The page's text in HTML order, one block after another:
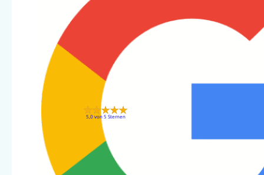
5,0 von 5 Sternen